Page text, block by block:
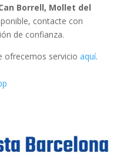
Borrell, Mollet del
contacte con
de confianza.
ofrecemos servicio aquí.